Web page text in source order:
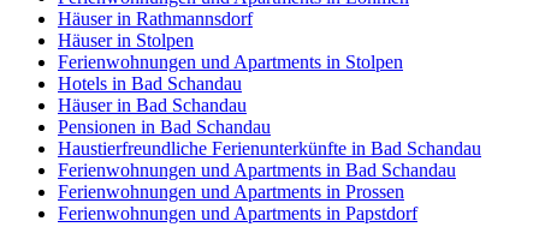
Häuser in Rathmannsdorf
Häuser in Stolpen
Ferienwohnungen und Apartments in Stolpen
Hotels in Bad Schandau
Häuser in Bad Schandau
Pensionen in Bad Schandau
Haustierfreundliche Ferienunterkünfte in Bad Schandau
Ferienwohnungen und Apartments in Bad Schandau
Ferienwohnungen und Apartments in Prossen
Ferienwohnungen und Apartments in Papstdorf